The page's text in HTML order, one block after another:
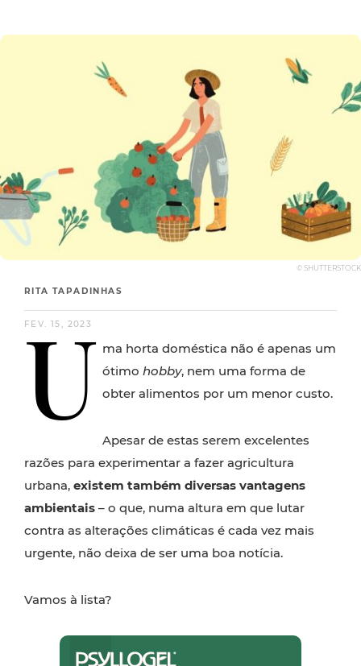
© SHUTTERSTOCK
RITA TAPADINHAS
FEV. 15, 2023
U ma horta doméstica não é apenas um
ótimo hobby, nem uma forma de
obter alimentos por um menor custo.
Apesar de estas serem excelentes
razões para experimentar a fazer agricultura
urbana, existem também diversas vantagens
ambientais – o que, numa altura em que lutar
contra as alterações climáticas é cada vez mais
urgente, não deixa de ser uma boa notícia.
Vamos à lista?